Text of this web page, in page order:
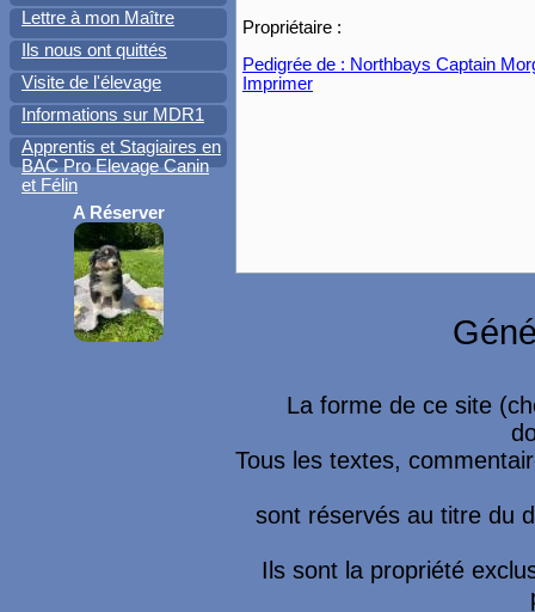
Lettre à mon Maître
Ils nous ont quittés
Visite de l'élevage
Informations sur MDR1
Apprentis et Stagiaires en
BAC Pro Elevage Canin
et Félin
A Réserver
Propriétaire :
Pedigrée de : Northbays Captain
Imprimer
La forme de ce site
Tous les textes,
sont réservés au titre du
Ils sont la propriété